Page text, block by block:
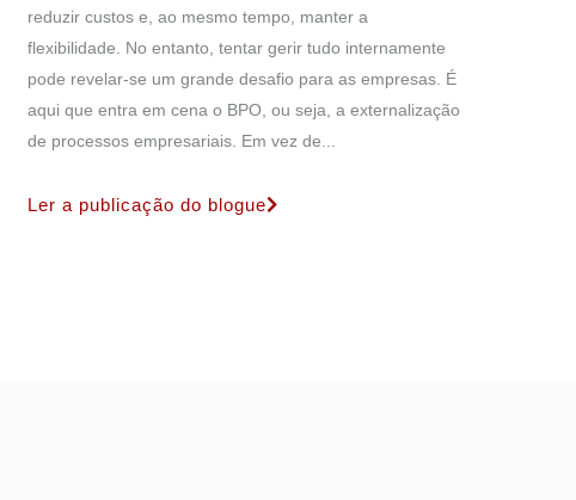
reduzir custos e, ao mesmo tempo, manter a
flexibilidade. No entanto, tentar gerir tudo internamente
pode revelar-se um grande desafio para as empresas. É
aqui que entra em cena o BPO, ou seja, a externalização
de processos empresariais. Em vez de...
Ler a publicação do blogue